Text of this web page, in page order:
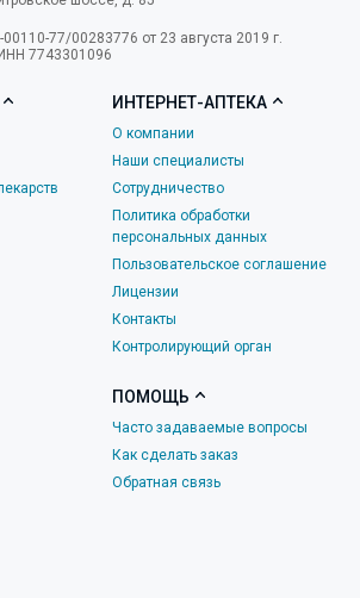
77/00283776 от 23 августа 2019 г.
7743301096
ИНТЕРНЕТ-АПТЕКА
О компании
Наши специалисты
Сотрудничество
Политика обработки
персональных данных
Пользовательское соглашение
Лицензии
Контакты
Контролирующий орган
ПОМОЩЬ
Часто задаваемые вопросы
Как сделать заказ
Обратная связь